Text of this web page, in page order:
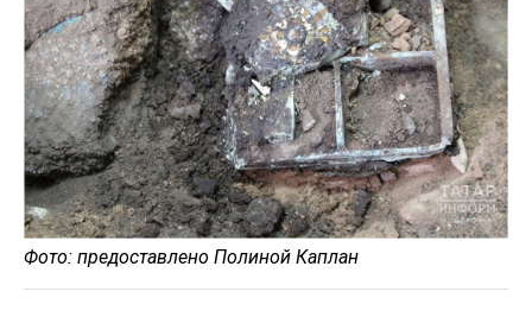
Фото: предоставлено Полиной Каплан